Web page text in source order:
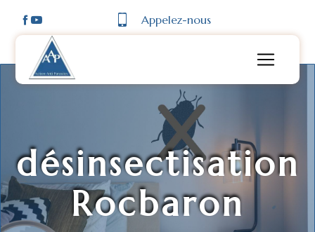
Appelez-nous
désinsectisation
Rocbaron